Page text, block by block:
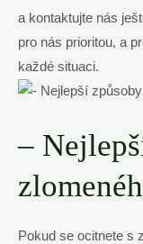
a kontaktujte nás
pro nás prioritou, a
každé situaci.
–
Pokud se ocitnete s